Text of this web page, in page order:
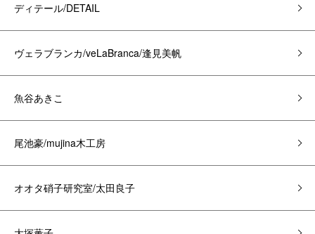
ディテール/DETAIL
ヴェラブランカ/veLaBranca/逢見美帆
魚谷あきこ
尾池豪/mujina木工房
オオタ硝子研究室/太田良子